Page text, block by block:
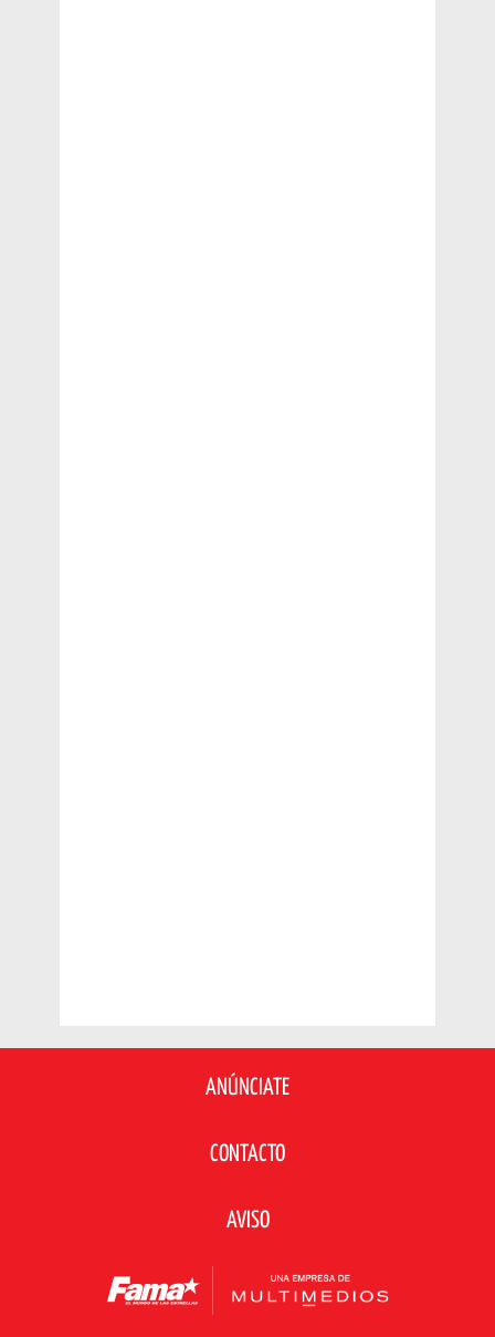
ANÚNCIATE
CONTACTO
AVISO